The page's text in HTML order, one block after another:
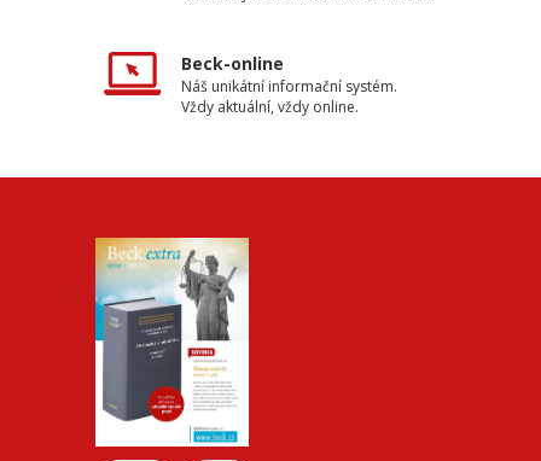
Beck-online
Náš unikátní informační systém.
Vždy aktuální, vždy online.